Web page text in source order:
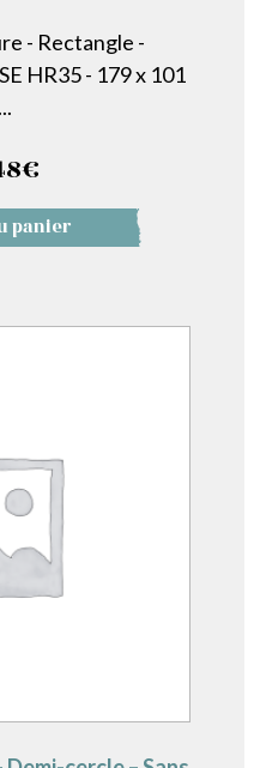
- Rectangle -
HR35 - 179 x 101
€
panier